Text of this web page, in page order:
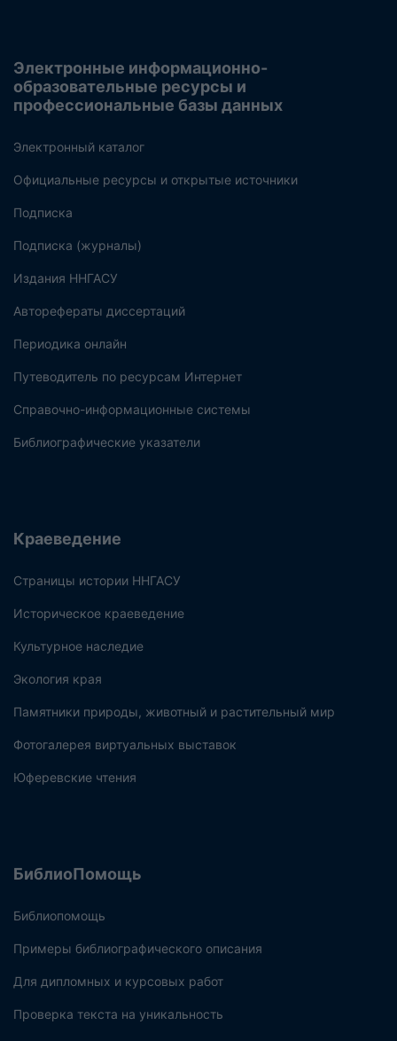
Электронные информационно-
образовательные ресурсы и
профессиональные базы данных
Электронный каталог
Официальные ресурсы и открытые источники
Подписка
Подписка (журналы)
Издания ННГАСУ
Авторефераты диссертаций
Периодика онлайн
Путеводитель по ресурсам Интернет
Справочно-информационные системы
Библиографические указатели
Краеведение
Страницы истории ННГАСУ
Историческое краеведение
Культурное наследие
Экология края
Памятники природы, животный и растительный мир
Фотогалерея виртуальных выставок
Юферевские чтения
БиблиоПомощь
Библиопомощь
Примеры библиографического описания
Для дипломных и курсовых работ
Проверка текста на уникальность